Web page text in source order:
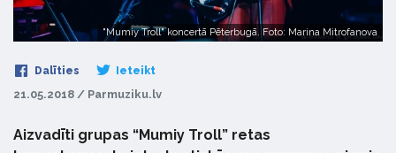
"Mumiy Troll" koncertā Pēterbugā. Foto: Marina Mitrofanova
Dalīties Ieteikt
21.05.2018 / Parmuziku.lv
Aizvadīti grupas “Mumiy Troll” retas